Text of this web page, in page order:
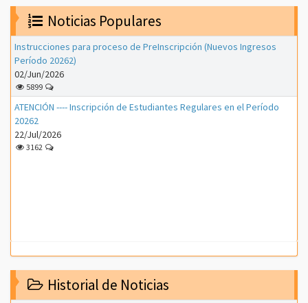
Noticias Populares
Instrucciones para proceso de PreInscripción (Nuevos Ingresos
Período 20262)
02/Jun/2026
5899
ATENCIÓN ---- Inscripción de Estudiantes Regulares en el Período
20262
22/Jul/2026
3162
Historial de Noticias